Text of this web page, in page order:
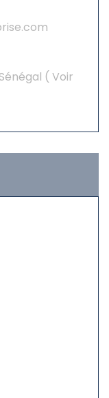
( Voir